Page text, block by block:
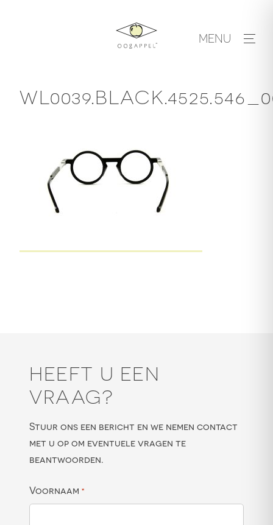
MENU
HEEFT U EEN
VRAAG?
Stuur ons een bericht en we nemen contact
met u op om eventuele vragen te
beantwoorden.
Voornaam *